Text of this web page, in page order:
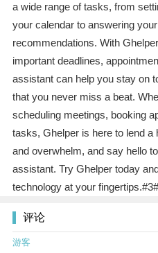
a wide range of tasks, from
your calendar to answering
recommendations. With
important deadlines,
assistant can help you stay on
that you never miss a beat.
scheduling meetings, booking
tasks, Ghelper is here to lend
and overwhelm, and say hello
assistant. Try Ghelper today
technology at your fingertips.#3#
评论
游客